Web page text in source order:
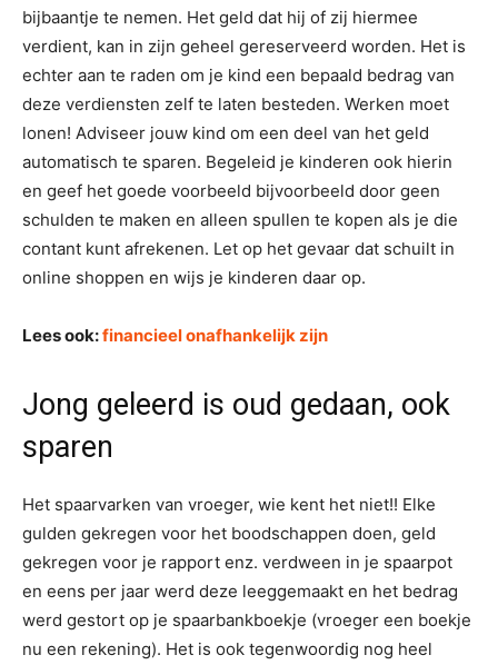
bijbaantje te nemen. Het geld dat hij of zij hiermee
verdient, kan in zijn geheel gereserveerd worden. Het is
echter aan te raden om je kind een bepaald bedrag van
deze verdiensten zelf te laten besteden. Werken moet
lonen! Adviseer jouw kind om een deel van het geld
automatisch te sparen. Begeleid je kinderen ook hierin
en geef het goede voorbeeld bijvoorbeeld door geen
schulden te maken en alleen spullen te kopen als je die
contant kunt afrekenen. Let op het gevaar dat schuilt in
online shoppen en wijs je kinderen daar op.
Lees ook:financieel onafhankelijk zijn
Jong geleerd is oud gedaan, ook
sparen
Het spaarvarken van vroeger, wie kent het niet!! Elke
gulden gekregen voor het boodschappen doen, geld
gekregen voor je rapport enz. verdween in je spaarpot
en eens per jaar werd deze leeggemaakt en het bedrag
werd gestort op je spaarbankboekje (vroeger een boekje
nu een rekening). Het is ook tegenwoordig nog heel